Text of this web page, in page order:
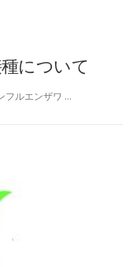
について
フルエンザワ …